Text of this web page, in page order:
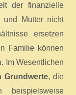
der finanzielle
und Mutter nicht
ersetzen
Familie können
Im Wesentlichen
Grundwerte, die
beispielsweise